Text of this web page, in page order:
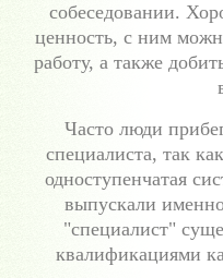
собеседовании.
ценность, с ним
работу, а также
Часто люди
специалиста, так
одноступенчатая
выпускали
"специалист"
квалификациями